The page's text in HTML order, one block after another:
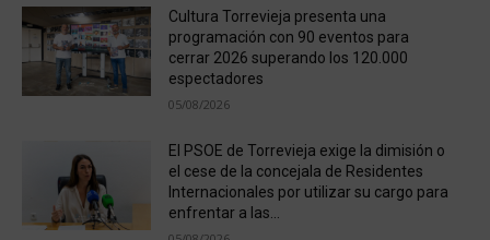
Cultura Torrevieja presenta una
programación con 90 eventos para
cerrar 2026 superando los 120.000
espectadores
05/08/2026
El PSOE de Torrevieja exige la dimisión o
el cese de la concejala de Residentes
Internacionales por utilizar su cargo para
enfrentar a las...